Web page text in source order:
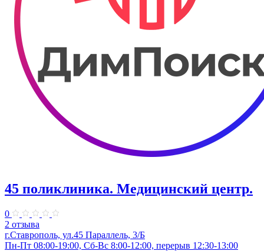
45 поликлиника. Медицинский центр.
0
2 отзыва
г.Ставрополь, ул.45 Параллель, 3/Б
Пн-Пт 08:00-19:00, Сб-Вс 8:00-12:00, перерыв 12:30-13:00